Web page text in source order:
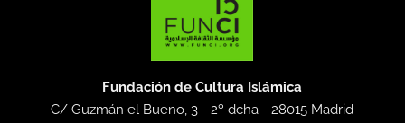
Fundación de Cultura Islámica
C/ Guzmán el Bueno, 3 - 2º dcha -28015 Madrid